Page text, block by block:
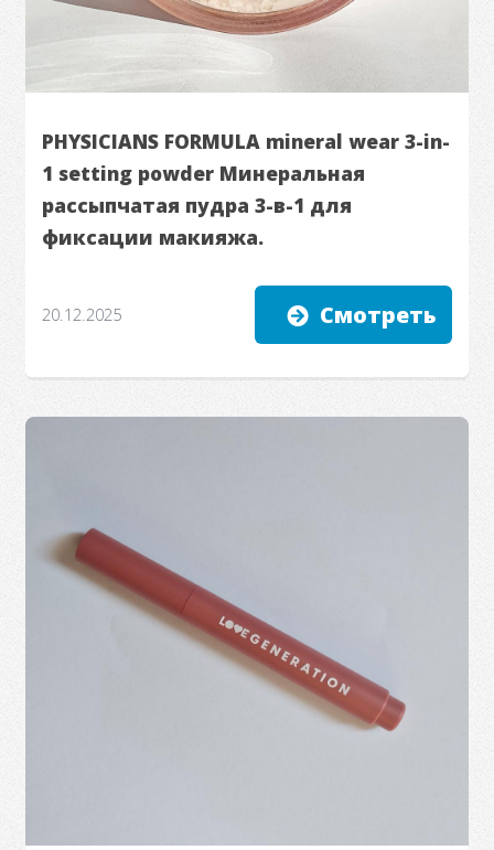
PHYSICIANS FORMULA mineral wear 3-in-
1 setting powder Минеральная
рассыпчатая пудра 3-в-1 для
фиксации макияжа.
20.12.2025 Смотреть